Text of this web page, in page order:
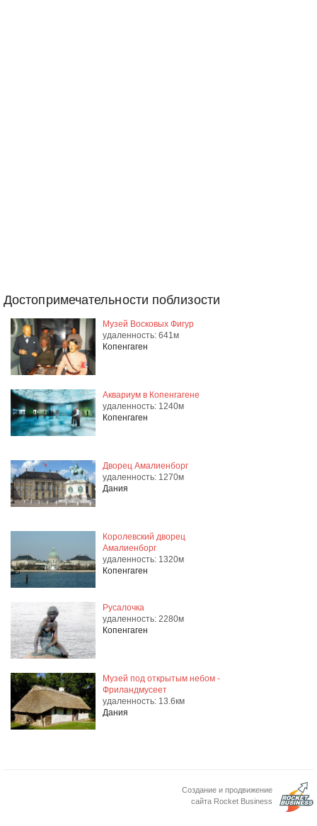
Достопримечательности поблизости
Музей Восковых Фигур
удаленность: 641м
Копенгаген
Аквариум в Копенгагене
удаленность: 1240м
Копенгаген
Дворец Амалиенборг
удаленность: 1270м
Дания
Королевский дворец
Амалиенборг
удаленность: 1320м
Копенгаген
Русалочка
удаленность: 2280м
Копенгаген
Музей под открытым небом -
Фриландмусеет
удаленность: 13.6км
Дания
Создание и продвижение
сайта Rocket Business